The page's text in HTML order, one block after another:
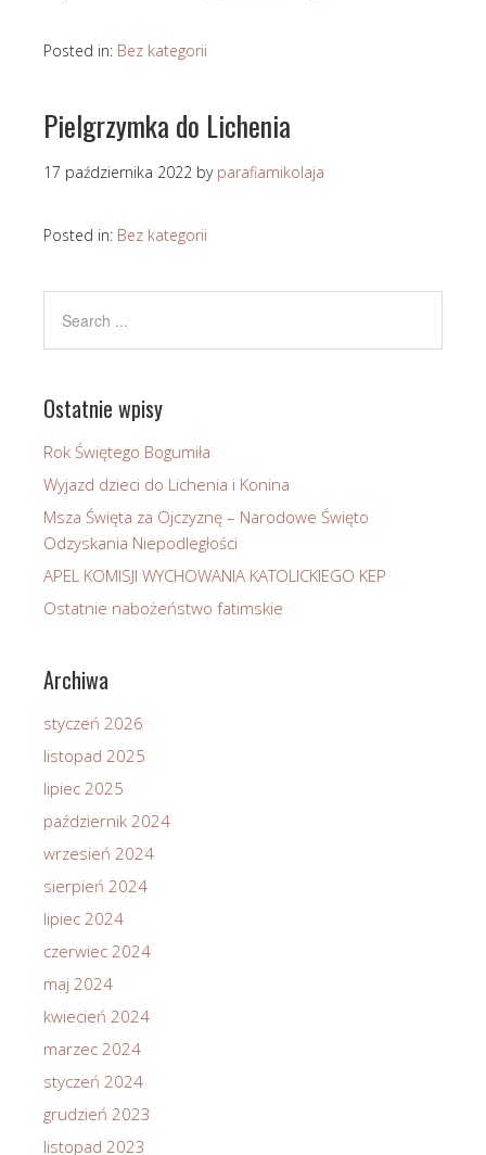
Posted in: Bez kategorii
Pielgrzymka do Lichenia
17 października 2022 by parafiamikolaja
Posted in: Bez kategorii
Ostatnie wpisy
Rok Świętego Bogumiła
Wyjazd dzieci do Lichenia i Konina
Msza Święta za Ojczyznę – Narodowe Święto
Odzyskania Niepodległości
APEL KOMISJI WYCHOWANIA KATOLICKIEGO KEP
Ostatnie nabożeństwo fatimskie
Archiwa
styczeń 2026
listopad 2025
lipiec 2025
październik 2024
wrzesień 2024
sierpień 2024
lipiec 2024
czerwiec 2024
maj 2024
kwiecień 2024
marzec 2024
styczeń 2024
grudzień 2023
listopad 2023